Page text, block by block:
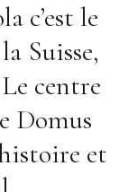
c’est le
Suisse,
centre
Domus
et